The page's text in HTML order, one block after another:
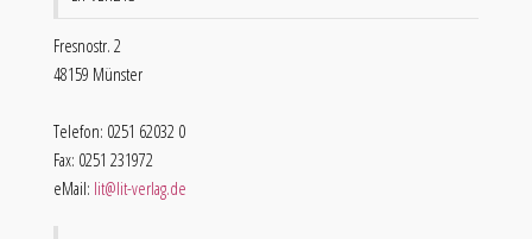
Fresnostr. 2
48159 Münster
Telefon: 0251 62032 0
Fax: 0251 231972
eMail: lit@lit-verlag.de